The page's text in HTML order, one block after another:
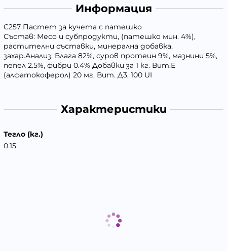
Информация
C257 Пастет за кучета с патешко
Състав: Месо и субпродукти, (патешко мин. 4%),
растителни съставки, минерална добавка,
захар.Анализ: Влага 82%, суров протеин 9%, мазнини 5%,
пепел 2.5%, фибри 0.4% Добавки за 1 кг. Вит.Е
(алфатокоферол) 20 мг, Вит. Д3, 100 UI
Характеристики
Тегло (кг.)
0.15